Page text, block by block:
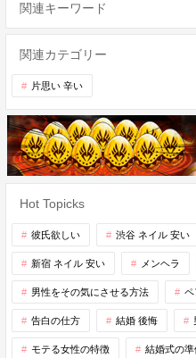
関連キーワード
関連カテゴリー
片思い 辛い
Hot Topicks
彼氏欲しい 渋谷 ネイル 安い
新宿 ネイル 安い メンヘラ
男性をその気にさせる方法 ペ
告白の仕方 結婚 後悔
モテる女性の特徴 結婚式の準